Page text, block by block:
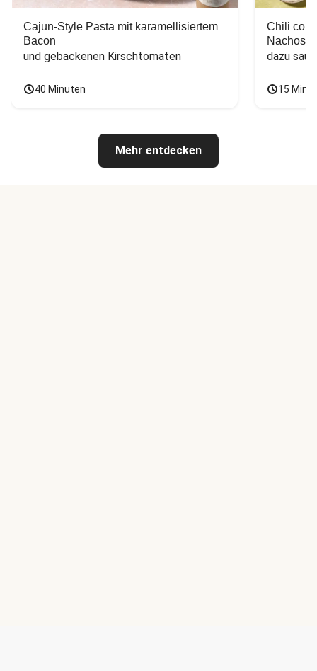
Cajun-Style Pasta mit karamellisiertem
Bacon
und gebackenen Kirschtomaten
40 Minuten
Chili con
Nachos
dazu
15
Mehr entdecken